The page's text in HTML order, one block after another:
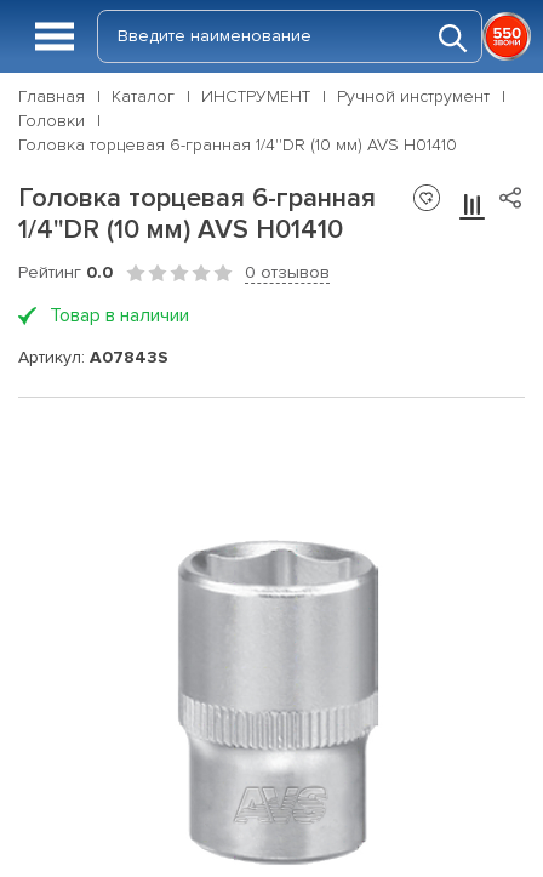
Главная Каталог ИНСТРУМЕНТ
Ручной инструмент
Головки
Головка торцевая 6-гранная 1/4''DR (10 мм) AVS H01410
Головка торцевая 6-гранная
1/4''DR (10 мм) AVS H01410
Рейтинг 0.0 0 отзывов
Товар в наличии
Артикул: A07843S